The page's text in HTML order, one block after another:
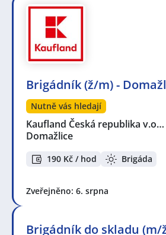
Brigádník (ž/m) -
Nutně vás hledají
Kaufland Česká republika v.o…
Domažlice
190 Kč / hod Brigáda
Zveřejněno: 6. srpna
Brigádník do skladu (m/